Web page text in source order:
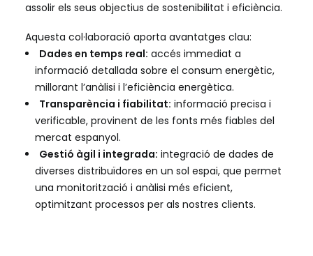
assolir els seus objectius de sostenibilitat i eficiència.
Aquesta col·laboració aporta avantatges clau:
Dades en temps real: accés immediat a
informació detallada sobre el consum energètic,
millorant l’anàlisi i l’eficiència energètica.
Transparència i fiabilitat: informació precisa i
verificable, provinent de les fonts més fiables del
mercat espanyol.
Gestió àgil i integrada: integració de dades de
diverses distribuïdores en un sol espai, que permet
una monitorització i anàlisi més eficient,
optimitzant processos per als nostres clients.